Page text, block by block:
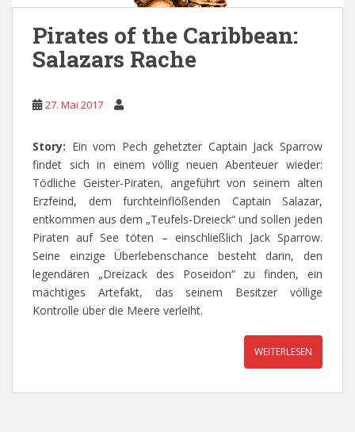
Pirates of the Caribbean:
Salazars Rache
27. Mai 2017
Story: Ein vom Pech gehetzter Captain Jack Sparrow
findet sich in einem völlig neuen Abenteuer wieder:
Tödliche Geister-Piraten, angeführt von seinem alten
Erzfeind, dem furchteinflößenden Captain Salazar,
entkommen aus dem „Teufels-Dreieck“ und sollen jeden
Piraten auf See töten – einschließlich Jack Sparrow.
Seine einzige Überlebenschance besteht darin, den
legendären „Dreizack des Poseidon“ zu finden, ein
mächtiges Artefakt, das seinem Besitzer völlige
Kontrolle über die Meere verleiht.
WEITERLESEN